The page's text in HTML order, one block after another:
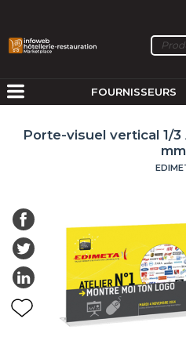
FOURNISSEURS
Porte-visuel vertical 1/